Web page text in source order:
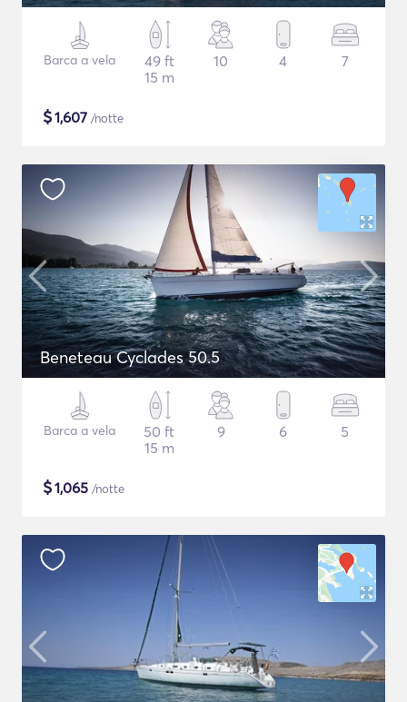
Barca a vela
49 ft
15 m
10 4 7
$1,607 /notte
Beneteau Cyclades 50.5
Barca a vela
50 ft
15 m
9 6 5
$1,065 /notte